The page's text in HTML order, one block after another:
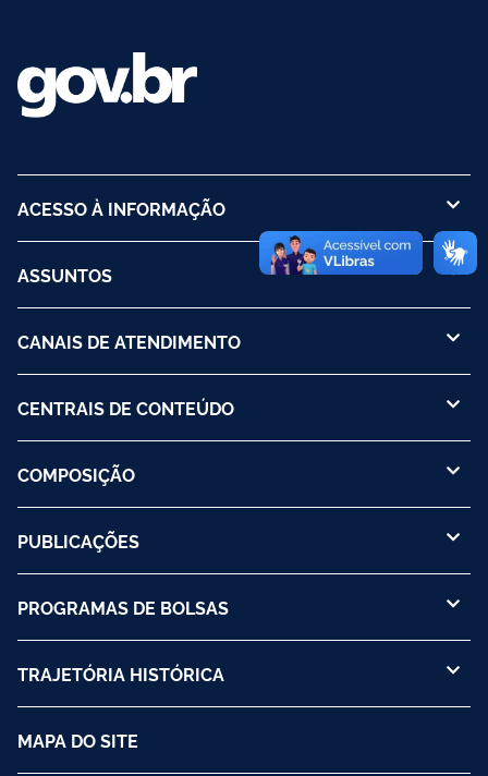
ACESSO À INFORMAÇÃO
ASSUNTOS
CANAIS DE ATENDIMENTO
CENTRAIS DE CONTEÚDO
COMPOSIÇÃO
PUBLICAÇÕES
PROGRAMAS DE BOLSAS
TRAJETÓRIA HISTÓRICA
MAPA DO SITE